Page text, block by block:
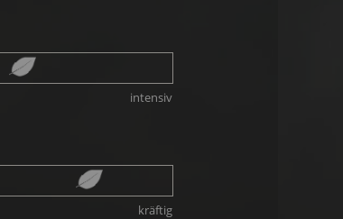
intensiv
kräftig